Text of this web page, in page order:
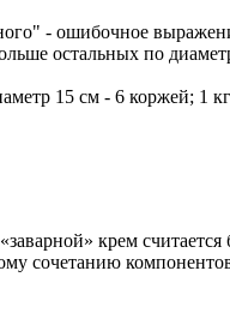
- ошибочное
остальных по
15 см - 6 коржей; 1
крем
сочетанию